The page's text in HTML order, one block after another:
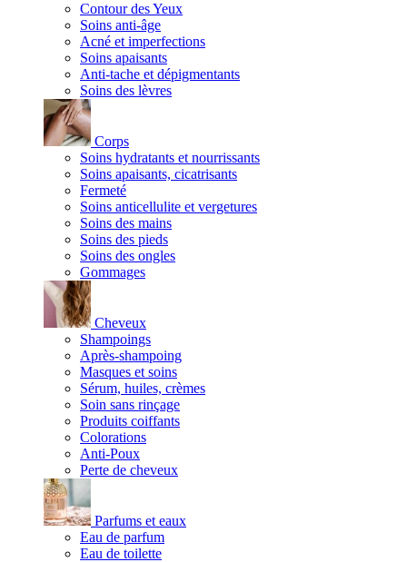
Contour des Yeux
Soins anti-âge
Acné et imperfections
Soins apaisants
Anti-tache et dépigmentants
Soins des lèvres
Corps
Soins hydratants et nourrissants
Soins apaisants, cicatrisants
Fermeté
Soins anticellulite et vergetures
Soins des mains
Soins des pieds
Soins des ongles
Gommages
Cheveux
Shampoings
Après-shampoing
Masques et soins
Sérum, huiles, crèmes
Soin sans rinçage
Produits coiffants
Colorations
Anti-Poux
Perte de cheveux
Parfums et eaux
Eau de parfum
Eau de toilette